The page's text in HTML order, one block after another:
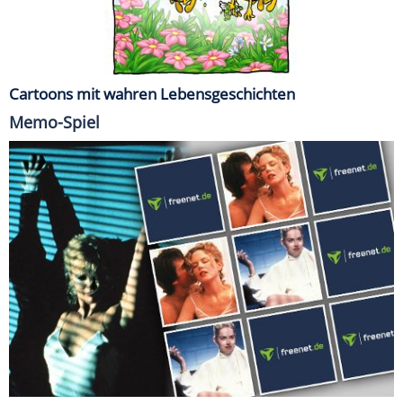
Cartoons mit wahren Lebensgeschichten
Memo-Spiel